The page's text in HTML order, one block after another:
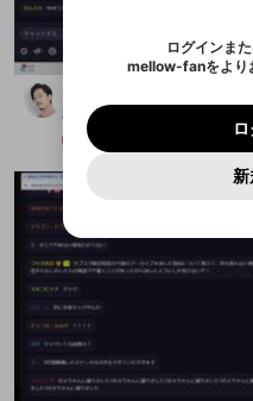
布団ちゃん
メンバー
ユーザーの視聴環境
ができない場合があり
詳しくはこちら
ば、通知をもれなく受け
インストール
Appleで
mellow-fanの利用規約・
で、次にお進みください
次にお進みください。
mellow-fanから
け取る
Apple
mellow-fanの利用規約・
で、次にお進みください
ロ
パスワードを忘れた方
アカウントをお持ちで
ログインま
mellow-fanをより
再
のでご確認く
ご登録いただいた情
として使用いたします
一部サービスをご利
登録が必要です。
メイン及び
定に含まれていないか
著作権の侵害
なりすまし行為
ゲームの録画禁止区
報告された問題について
どうかをスタッフが確認
用することは、利用規約
Discordアカウ
Discordは第三者が提供す
mellow-fanとは関わりが
問い合わせにはお答えする
様変更により、限定コミュ
します。